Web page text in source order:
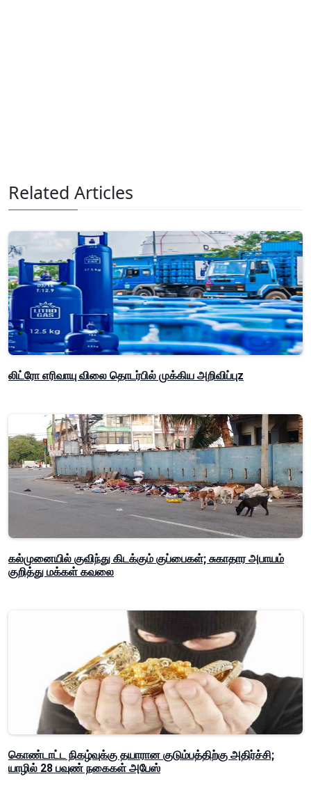
Related Articles
லிட்ரோ எரிவாயு விலை தொடர்பில் முக்கிய அறிவிப்புz
கல்முனையில் குவிந்து கிடக்கும் குப்பைகள்; சுகாதார அபாயம்
குறித்து மக்கள் கவலை
கொண்டாட்ட நிகழ்வுக்கு தயாரான குடும்பத்திற்கு அதிர்ச்சி;
யாழில் 28 பவுண் நகைகள் அபேஸ்